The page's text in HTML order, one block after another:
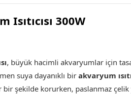
Isıtıcısı 300W
, büyük hacimli akvaryumlar için
suya dayanıklı bir akvaryum
bir şekilde korurken, paslanmaz